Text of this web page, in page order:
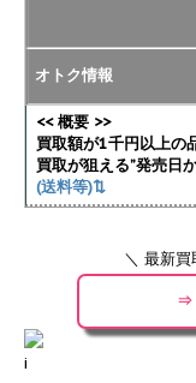
オトク情報
<< 概要 >>
買取額が1千円以上の
買取が狙える”発売日
(送料等)⇅
＼ 最新買
⇒